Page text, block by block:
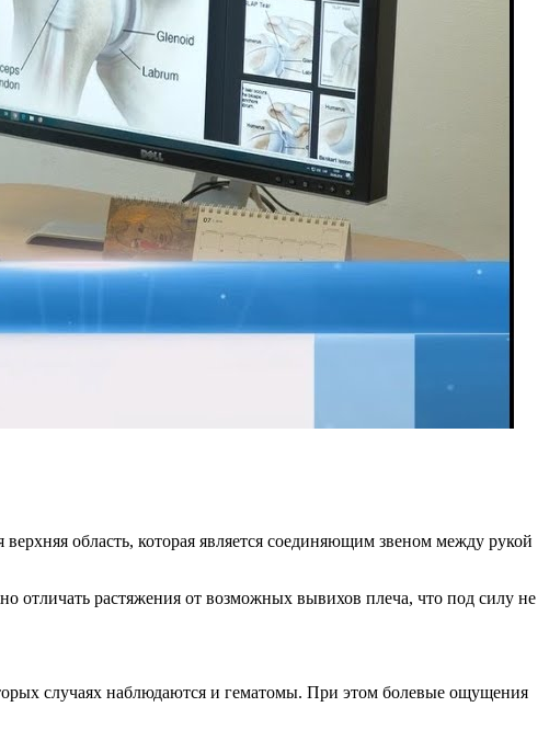
область, которая является соединяющим звеном между рукой
отличать растяжения от возможных вывихов плеча, что под силу не
случаях наблюдаются и гематомы. При этом болевые ощущения